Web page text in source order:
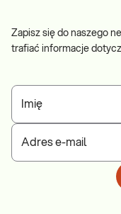
Zapisz się do naszego
trafiać informacje
Imię
Adres e-mail